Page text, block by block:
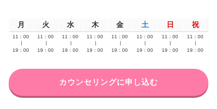
月 火 水 木 金 土 日 祝
11：00
19：00
11：00
19：00
11：00
19：00
11：00
19：00
11：00
19：00
11：00
19：00
11：00
19：00
11：00
19：00
カウンセリングに申し込む